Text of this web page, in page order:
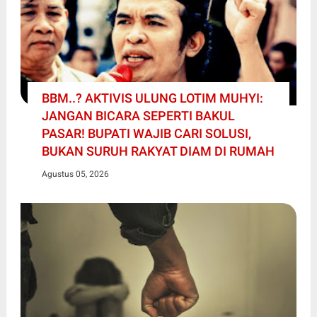
BBM..? AKTIVIS ULUNG LOTIM MUHYI:
JANGAN BICARA SEPERTI BAKUL
PASAR! BUPATI WAJIB CARI SOLUSI,
BUKAN SURUH RAKYAT DIAM DI RUMAH
Agustus 05, 2026